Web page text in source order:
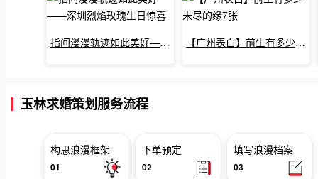
指间漫漫轨迹如此美好——深圳烈焰玫瑰生日惊喜 【广州表白】前生有多少未尽的缘7张
玉林求婚策划服务流程
构思浪漫框架
01
下单预定
02
填写浪漫档案
03